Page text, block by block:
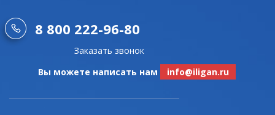
8 800 222-96-80
Заказать звонок
Вы можете написать нам
info@iligan.ru